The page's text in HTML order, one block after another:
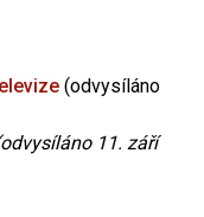
(odvysíláno
11. září